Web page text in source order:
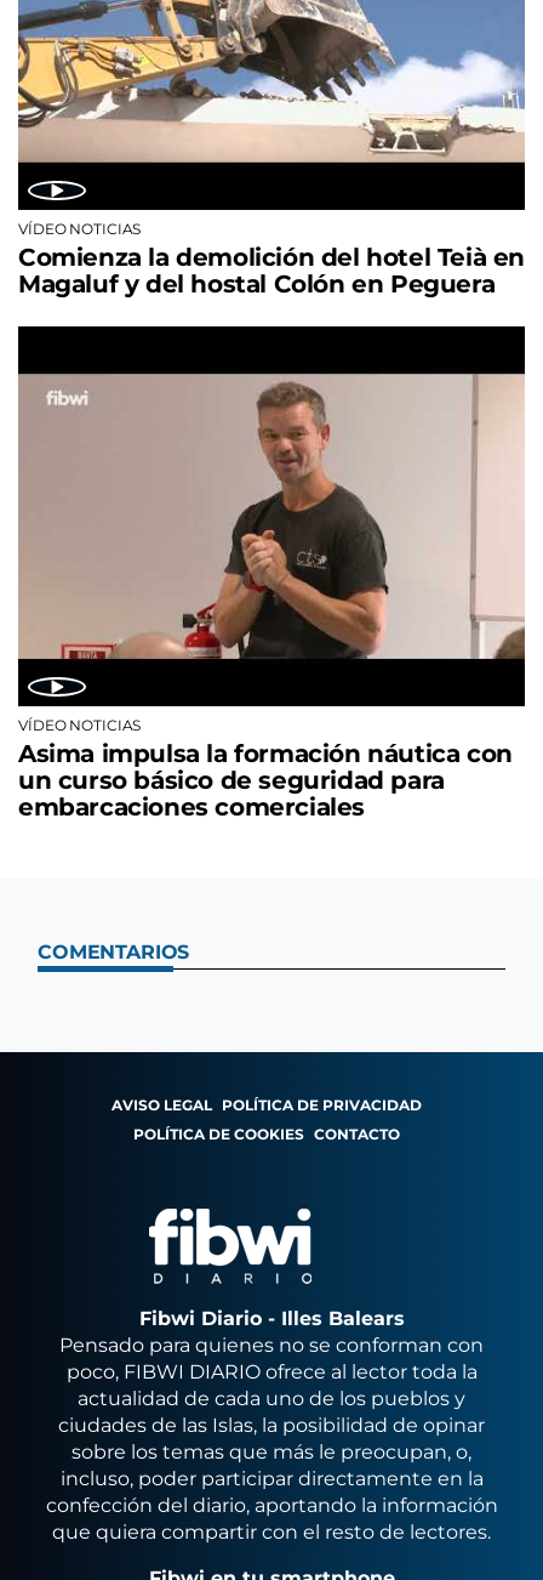
VÍDEO NOTICIAS
Comienza la demolición del hotel Teià en
Magaluf y del hostal Colón en Peguera
VÍDEO NOTICIAS
Asima impulsa la formación náutica con
un curso básico de seguridad para
embarcaciones comerciales
COMENTARIOS
AVISO LEGAL POLÍTICA DE PRIVACIDAD
POLÍTICA DE COOKIES CONTACTO
Fibwi Diario - Illes Balears
Pensado para quienes no se conforman con
poco, FIBWI DIARIO ofrece al lector toda la
actualidad de cada uno de los pueblos y
ciudades de las Islas, la posibilidad de opinar
sobre los temas que más le preocupan, o,
incluso, poder participar directamente en la
confección del diario, aportando la información
que quiera compartir con el resto de lectores.